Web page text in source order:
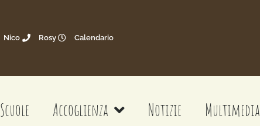
Nico Rosy Calendario
Scuole Accoglienza Notizie Multimedia